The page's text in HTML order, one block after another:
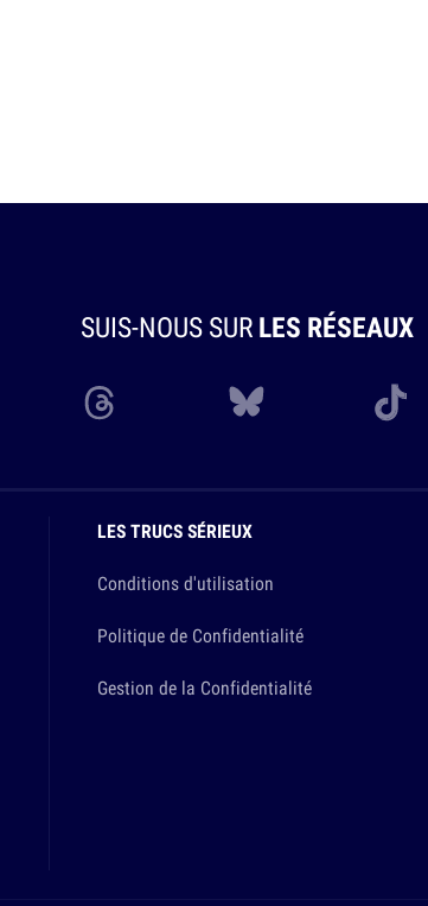
SUIS-NOUS SURLES RÉSEAUX
LES TRUCS SÉRIEUX
Conditions d'utilisation
Politique de Confidentialité
Gestion de la Confidentialité